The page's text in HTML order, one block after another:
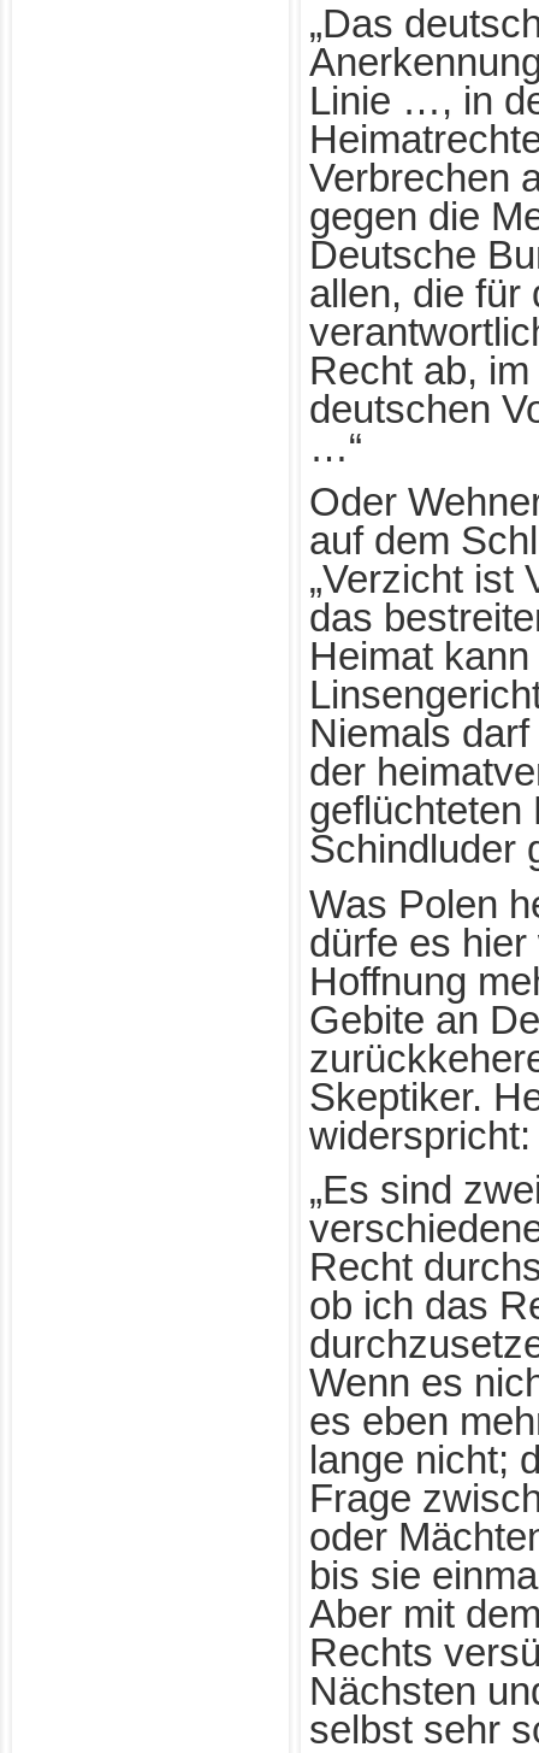
„Das
Linie …, in
Verbrechen
gegen die
Deutsche
allen, die für
Recht ab,
deutschen
…“
Oder
auf dem
„Verzicht ist
das
Heimat
Niemals
der
geflüchteten
Schindluder
Was Polen
dürfe es
Hoffnung
Gebite an
Skeptiker.
widerspricht:
„Es sind
Recht
ob ich das
Wenn es
es eben
lange nicht;
Frage
oder
bis sie
Aber mit
Rechts
Nächsten
selbst sehr